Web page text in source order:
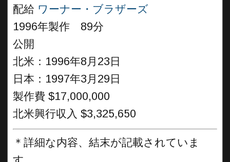
配給 ワーナー・ブラザーズ
1996年製作 89分
公開
北米：1996年8月23日
日本：1997年3月29日
製作費 $17,000,000
北米興行収入 $3,325,650
＊詳細な内容、結末が記載されていま